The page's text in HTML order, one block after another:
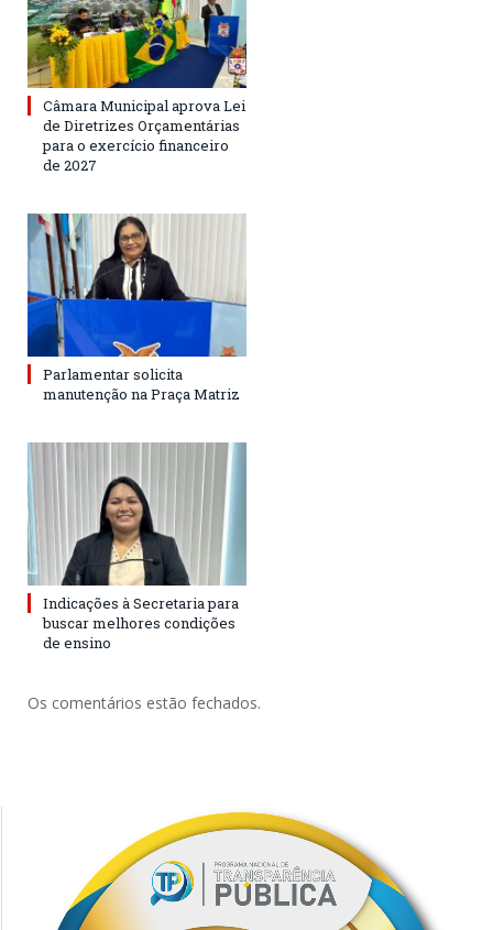
Câmara Municipal aprova Lei
de Diretrizes Orçamentárias
para o exercício financeiro
de 2027
Parlamentar solicita
manutenção na Praça Matriz
Indicações à Secretaria para
buscar melhores condições
de ensino
Os comentários estão fechados.